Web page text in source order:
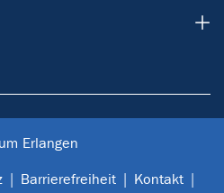
Erlangen
Barrierefreiheit Kontakt